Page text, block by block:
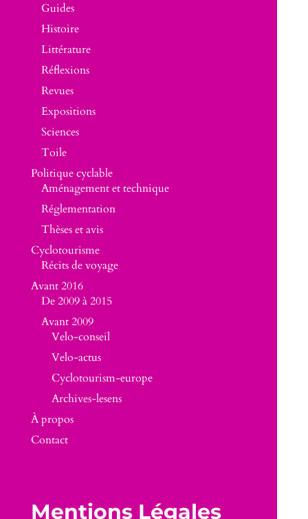
Guides
Histoire
Littérature
Réflexions
Revues
Expositions
Sciences
Toile
Politique cyclable
Aménagement et technique
Réglementation
Thèses et avis
Cyclotourisme
Récits de voyage
Avant 2016
De 2009 à 2015
Avant 2009
Velo-conseil
Velo-actus
Cyclotourism-europe
Archives-lesens
À propos
Contact
Mentions Légales